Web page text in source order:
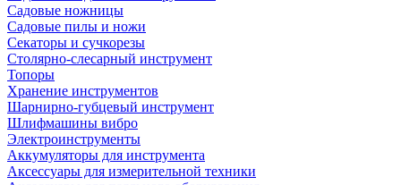
Садовые ножницы
Садовые пилы и ножи
Секаторы и сучкорезы
Столярно-слесарный инструмент
Топоры
Хранение инструментов
Шарнирно-губцевый инструмент
Шлифмашины вибро
Электроинструменты
Аккумуляторы для инструмента
Аксессуары для измерительной техники